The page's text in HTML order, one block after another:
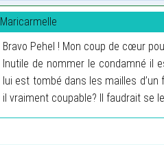
Maricarmelle
Bravo Pehel ! Mon coup de cœur
Inutile de nommer le condamné il
lui est tombé dans les mailles
il vraiment coupable? Il faudrait se